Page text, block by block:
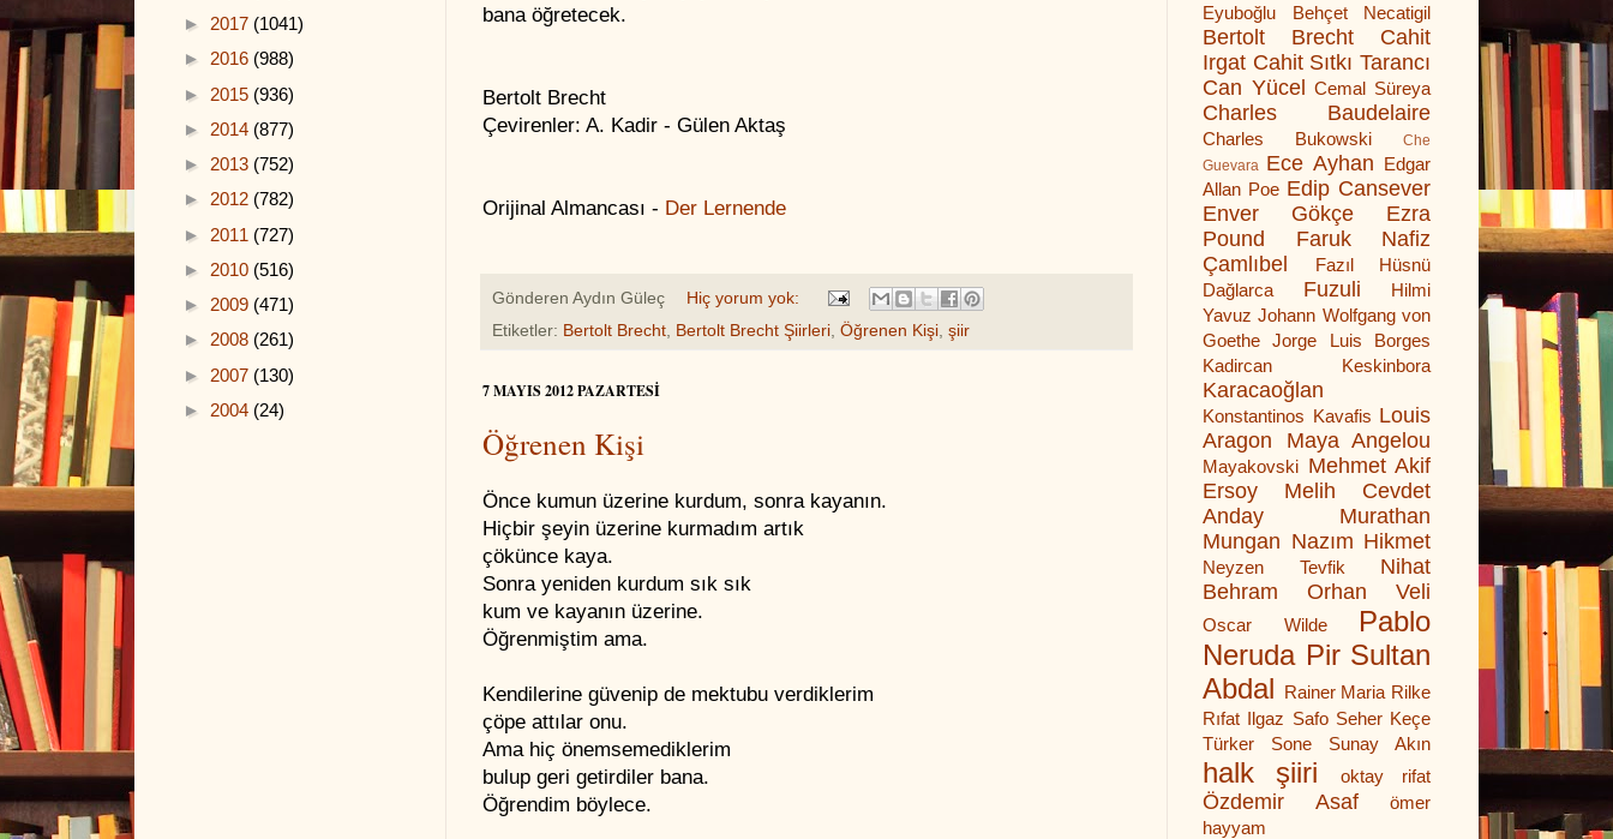
bana öğretecek.
Bertolt Brecht
Çevirenler: A. Kadir - Gülen Aktaş
Orijinal Almancası - Der Lernende
Gönderen Aydın Güleç
Hiç yorum yok:
Etiketler: Bertolt Brecht, Bertolt Brecht Şiirleri, Öğrenen Kişi, şiir
7 MAYIS 2012 PAZARTESI
Öğrenen Kişi
Önce kumun üzerine kurdum, sonra kayanın.
Hiçbir şeyin üzerine kurmadım artık
çökünce kaya.
Sonra yeniden kurdum sık sık
kum ve kayanın üzerine.
Öğrenmiştim ama.
Kendilerine güvenip de mektubu verdiklerim
çöpe attılar onu.
Ama hiç önemsemediklerim
bulup geri getirdiler bana.
Öğrendim böylece.
► 2017 (1041)
► 2016 (988)
► 2015 (936)
► 2014 (877)
► 2013 (752)
► 2012 (782)
► 2011 (727)
► 2010 (516)
► 2009 (471)
► 2008 (261)
► 2007 (130)
► 2004 (24)
Eyuboğlu
Behçet Necatigil
Bertolt Brecht
Cahit
Irgat Cahit Sıtkı Tarancı
Can Yücel Cemal Süreya
Charles Baudelaire
Charles Bukowski
Che
Guevara Ece Ayhan Edgar
Allan Poe Edip Cansever
Enver Gökçe
Ezra
Pound
Faruk Nafiz
Çamlıbel
Fazıl Hüsnü
Dağlarca
Fuzuli
Hilmi
Yavuz Johann Wolfgang von
Goethe
Jorge Luis Borges
Kadircan Keskinbora
Karacaoğlan
Konstantinos Kavafis Louis
Aragon
Maya Angelou
Mayakovski Mehmet Akif
Ersoy
Melih Cevdet
Anday
Murathan
Mungan Nazım Hikmet
Neyzen Tevfik
Nihat
Behram
Orhan Veli
Oscar Wilde
Pablo
Neruda Pir Sultan
Abdal Rainer Maria Rilke
Rıfat Ilgaz Safo Seher Keçe
Türker
Sone Sunay Akın
halk şiiri oktay rifat
Özdemir Asaf
ömer
hayyam